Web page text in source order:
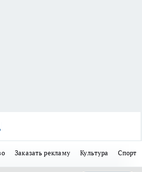
Заказать рекламу Культура Спорт